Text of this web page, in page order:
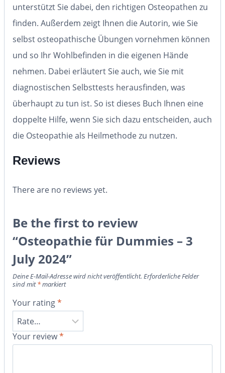
unterstützt Sie dabei, den richtigen Osteopathen zu
finden. Außerdem zeigt Ihnen die Autorin, wie Sie
selbst osteopathische Übungen vornehmen können
und so Ihr Wohlbefinden in die eigenen Hände
nehmen. Dabei erläutert Sie auch, wie Sie mit
diagnostischen Selbsttests herausfinden, was
überhaupt zu tun ist. So ist dieses Buch Ihnen eine
doppelte Hilfe, wenn Sie sich dazu entscheiden, auch
die Osteopathie als Heilmethode zu nutzen.
Reviews
There are no reviews yet.
Be the first to review
“Osteopathie für Dummies – 3
July 2024”
Deine E-Mail-Adresse wird nicht veröffentlicht. Erforderliche Felder
sind mit*markiert
Your rating*
Your review*